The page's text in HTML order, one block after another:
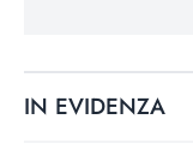
IN EVIDENZA